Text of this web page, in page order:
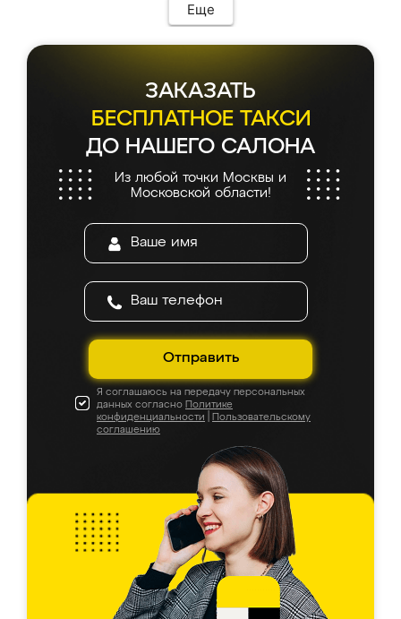
Еще
ЗАКАЗАТЬ
БЕСПЛАТНОЕ ТАКСИ
ДО НАШЕГО САЛОНА
Из любой точки Москвы и
Московской области!
Отправить
Я соглашаюсь на передачу персональных
данных согласно Политике
конфиденциальности
Пользовательскому
соглашению